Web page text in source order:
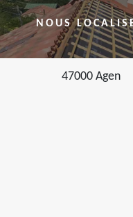
NOUS
47000 Agen